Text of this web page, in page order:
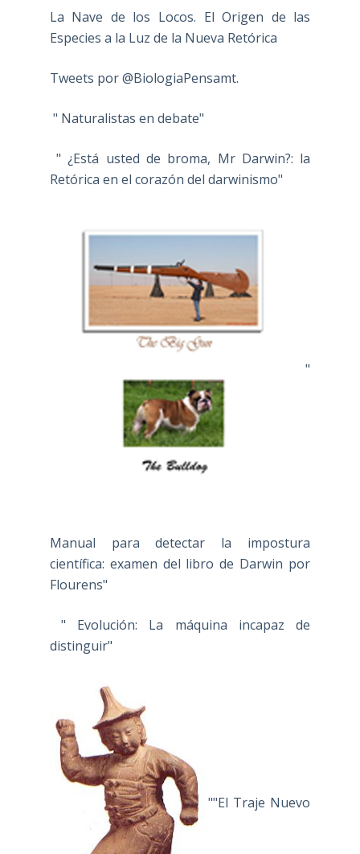
La Nave de los Locos. El Origen de las
Especies a la Luz de la Nueva Retórica
Tweets por @BiologiaPensamt.
" Naturalistas en debate"
" ¿Está usted de broma, Mr Darwin?: la
Retórica en el corazón del darwinismo"
"
Manual para detectar la impostura
científica: examen del libro de Darwin por
Flourens"
" Evolución: La máquina incapaz de
distinguir"
""El Traje Nuevo